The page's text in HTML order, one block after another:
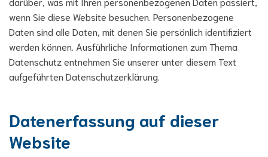
wenn Sie diese Website besuchen. Personenbezogene
Daten sind alle Daten, mit denen Sie persönlich identifiziert
werden können. Ausführliche Informationen zum Thema
Datenschutz entnehmen Sie unserer unter diesem Text
aufgeführten Datenschutzerklärung.
Datenerfassung auf dieser
Website